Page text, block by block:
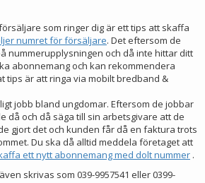
som ringer dig är ett tips att skaffa
numret för försäljare. Det eftersom de
nummerupplysningen och då inte hittar ditt
abonnemang och kan rekommendera
tips är att ringa via mobilt bredband &
jobb bland ungdomar. Eftersom de jobbar
då och då säga till sin arbetsgivare att de
gjort det och kunden får då en faktura trots
Du ska då alltid meddela företaget att
ett nytt abonnemang med dolt nummer .
skrivas som 039-9957541 eller 0399-